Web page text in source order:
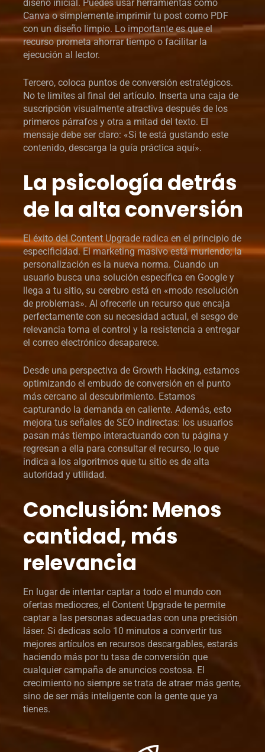
diseño inicial. Puedes usar herramientas como
Canva o simplemente imprimir tu post como PDF
con un diseño limpio. Lo importante es que el
recurso prometa ahorrar tiempo o facilitar la
ejecución al lector.
Tercero, coloca puntos de conversión estratégicos.
No te limites al final del artículo. Inserta una caja de
suscripción visualmente atractiva después de los
primeros párrafos y otra a mitad del texto. El
mensaje debe ser claro: «Si te está gustando este
contenido, descarga la guía práctica aquí».
La psicología detrás
de la alta conversión
El éxito del Content Upgrade radica en el principio de
especificidad. El marketing masivo está muriendo; la
personalización es la nueva norma. Cuando un
usuario busca una solución específica en Google y
llega a tu sitio, su cerebro está en «modo resolución
de problemas». Al ofrecerle un recurso que encaja
perfectamente con su necesidad actual, el sesgo de
relevancia toma el control y la resistencia a entregar
el correo electrónico desaparece.
Desde una perspectiva de Growth Hacking, estamos
optimizando el embudo de conversión en el punto
más cercano al descubrimiento. Estamos
capturando la demanda en caliente. Además, esto
mejora tus señales de SEO indirectas: los usuarios
pasan más tiempo interactuando con tu página y
regresan a ella para consultar el recurso, lo que
indica a los algoritmos que tu sitio es de alta
autoridad y utilidad.
Conclusión: Menos
cantidad, más
relevancia
En lugar de intentar captar a todo el mundo con
ofertas mediocres, el Content Upgrade te permite
captar a las personas adecuadas con una precisión
láser. Si dedicas solo 10 minutos a convertir tus
mejores artículos en recursos descargables, estarás
haciendo más por tu tasa de conversión que
cualquier campaña de anuncios costosa. El
crecimiento no siempre se trata de atraer más gente,
sino de ser más inteligente con la gente que ya
tienes.